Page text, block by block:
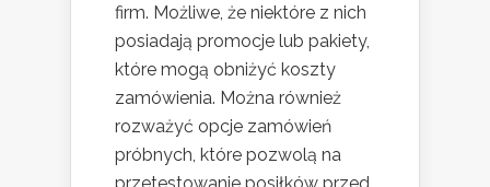
firm. Możliwe, że niektóre z nich
posiadają promocje lub pakiety,
które mogą obniżyć koszty
zamówienia. Można również
rozważyć opcje zamówień
próbnych, które pozwolą na